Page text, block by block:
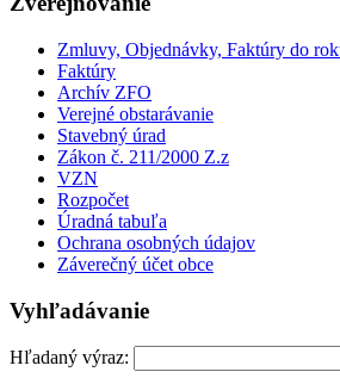
Zmluvy, Objednávky, Faktúry do
Faktúry
Archív ZFO
Verejné obstarávanie
Stavebný úrad
Zákon č. 211/2000 Z.z
VZN
Rozpočet
Úradná tabuľa
Ochrana osobných údajov
Záverečný účet obce
Vyhľadávanie
Hľadaný výraz: